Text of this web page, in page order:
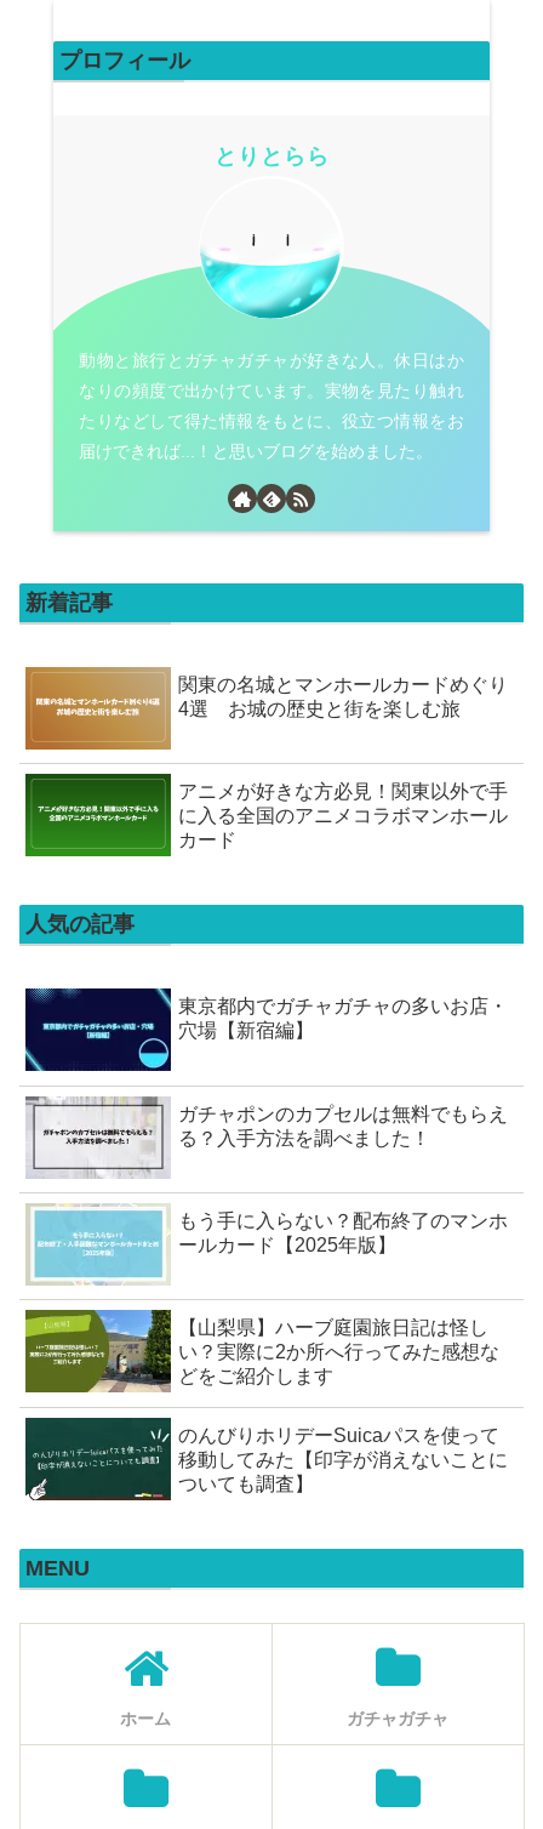
プロフィール
とりとらら
動物と旅行とガチャガチャが好きな人。休日はか
なりの頻度で出かけています。実物を見たり触れ
たりなどして得た情報をもとに、役立つ情報をお
届けできれば...！と思いブログを始めました。
新着記事
関東の名城とマンホールカードめぐり
4選 お城の歴史と街を楽しむ旅
アニメが好きな方必見！関東以外で手
に入る全国のアニメコラボマンホール
カード
人気の記事
東京都内でガチャガチャの多いお店・
穴場【新宿編】
ガチャポンのカプセルは無料でもらえ
る？入手方法を調べました！
もう手に入らない？配布終了のマンホ
ールカード【2025年版】
【山梨県】ハーブ庭園旅日記は怪し
い？実際に2か所へ行ってみた感想な
どをご紹介します
のんびりホリデーSuicaパスを使って
移動してみた【印字が消えないことに
ついても調査】
MENU
ホーム ガチャガチャ